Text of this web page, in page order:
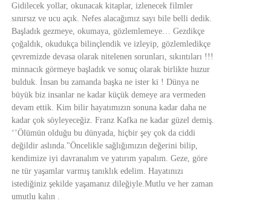
Gidilecek yollar, okunacak kitaplar, izlenecek filmler
sınırsız ve ucu açık. Nefes alacağımız sayı bile belli dedik.
Başladık gezmeye, okumaya, gözlemlemeye… Gezdikçe
çoğaldık, okudukça bilinçlendik ve izleyip, gözlemledikçe
çevremizde devasa olarak nitelenen sorunları, sıkıntıları !!!
minnacık görmeye başladık ve sonuç olarak birlikte huzur
bulduk. İnsan bu zamanda başka ne ister ki ! Dünya ne
büyük biz insanlar ne kadar küçük demeye ara vermeden
devam ettik. Kim bilir hayatımızın sonuna kadar daha ne
kadar çok söyleyeceğiz. Franz Kafka ne kadar güzel demiş.
‘’Ölümün olduğu bu dünyada, hiçbir şey çok da ciddi
değildir aslında."Öncelikle sağlığımızın değerini bilip,
kendimize iyi davranalım ve yatırım yapalım. Geze, göre
ne tür yaşamlar varmış tanıklık edelim. Hayatınızı
istediğiniz şekilde yaşamanız dileğiyle.Mutlu ve her zaman
umutlu kalın .